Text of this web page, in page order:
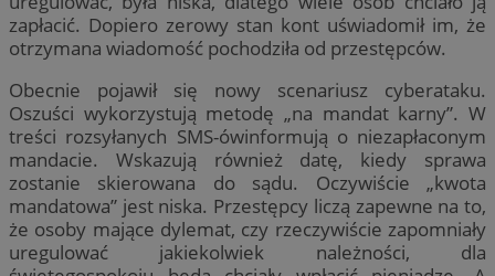
zapłacić. Dopiero zerowy stan kont uświadomił im, że
otrzymana wiadomość pochodziła od przestępców.
Obecnie pojawił się nowy scenariusz cyberataku.
Oszuści wykorzystują metodę „na mandat karny”. W
treści rozsyłanych SMS-ówinformują o niezapłaconym
mandacie. Wskazują również datę, kiedy sprawa
zostanie skierowana do sądu. Oczywiście „kwota
mandatowa” jest niska. Przestępcy liczą zapewne na to,
że osoby mające dylemat, czy rzeczywiście zapomniały
uregulować jakiekolwiek należności, dla